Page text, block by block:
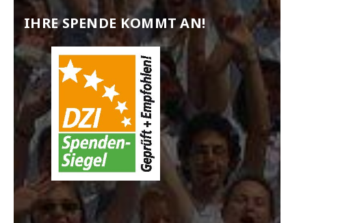
IHRE SPENDE KOMMT AN!